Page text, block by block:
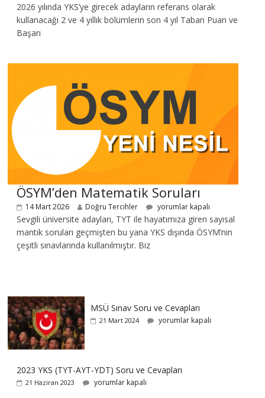
2026 yılında YKS’ye girecek adayların referans olarak
kullanacağı 2 ve 4 yıllık bölümlerin son 4 yıl Taban Puan ve
Başarı
ÖSYM’den Matematik Soruları
14 Mart 2026 Doğru Tercihler yorumlar kapalı
Sevgili üniversite adayları, TYT ile hayatımıza giren sayısal
mantık soruları geçmişten bu yana YKS dışında ÖSYM’nin
çeşitli sınavlarında kullanılmıştır. Biz
MSÜ Sınav Soru ve Cevapları
21 Mart 2024 yorumlar kapalı
2023 YKS (TYT-AYT-YDT) Soru ve Cevapları
21 Haziran 2023 yorumlar kapalı